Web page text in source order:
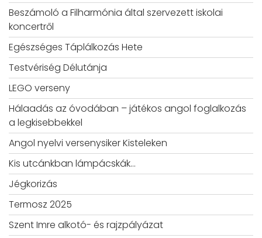
Beszámoló a Filharmónia által szervezett iskolai
koncertről
Egészséges Táplálkozás Hete
Testvériség Délutánja
LEGO verseny
Hálaadás az óvodában – játékos angol foglalkozás
a legkisebbekkel
Angol nyelvi versenysiker Kisteleken
Kis utcánkban lámpácskák…
Jégkorizás
Termosz 2025
Szent Imre alkotó- és rajzpályázat